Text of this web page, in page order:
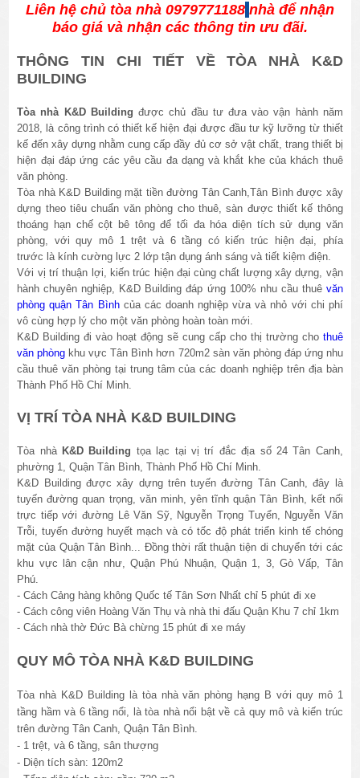
Liên hệ chủ tòa nhà 0979771188 nhà để nhận
báo giá và nhận các thông tin ưu đãi.
THÔNG TIN CHI TIẾT VỀ TÒA NHÀ K&D
BUILDING
Tòa nhà K&D Building được chủ đầu tư đưa vào vận hành năm
2018, là công trình có thiết kế hiện đại được đầu tư kỹ lưỡng từ thiết
kế đến xây dựng nhằm cung cấp đầy đủ cơ sở vật chất, trang thiết bị
hiện đại đáp ứng các yêu cầu đa dạng và khắt khe của khách thuê
văn phòng.
Tòa nhà K&D Building mặt tiền đường Tân Canh,Tân Bình được xây
dựng theo tiêu chuẩn văn phòng cho thuê, sàn được thiết kế thông
thoáng hạn chế cột bê tông để tối đa hóa diện tích sử dụng văn
phòng, với quy mô 1 trệt và 6 tầng có kiến trúc hiện đại, phía
trước là kính cường lực 2 lớp tận dụng ánh sáng và tiết kiệm điện.
Với vị trí thuận lợi, kiến trúc hiện đại cùng chất lượng xây dựng, vận
hành chuyên nghiệp, K&D Building đáp ứng 100% nhu cầu thuê văn
phòng quận Tân Bìnhcủa các doanh nghiệp vừa và nhỏ với chi phí
vô cùng hợp lý cho một văn phòng hoàn toàn mới.
K&D Building đi vào hoạt động sẽ cung cấp cho thị trường cho thuê
văn phòng khu vực Tân Bình hơn 720m2 sàn văn phòng đáp ứng nhu
cầu thuê văn phòng tại trung tâm của các doanh nghiệp trên địa bàn
Thành Phố Hồ Chí Minh.
VỊ TRÍ TÒA NHÀ K&D BUILDING
Tòa nhà K&D Building tọa lạc tại vị trí đắc địa số 24 Tân Canh,
phường 1, Quận Tân Bình, Thành Phố Hồ Chí Minh.
K&D Building được xây dựng trên tuyến đường Tân Canh, đây là
tuyến đường quan trọng, văn minh, yên tĩnh quận Tân Bình, kết nối
trực tiếp với đường Lê Văn Sỹ, Nguyễn Trọng Tuyển, Nguyễn Văn
Trỗi, tuyến đường huyết mạch và có tốc độ phát triển kinh tế chóng
mặt của Quận Tân Bình... Đồng thời rất thuận tiện di chuyển tới các
khu vực lân cận như, Quận Phú Nhuận, Quận 1, 3, Gò Vấp, Tân
Phú.
- Cách Cảng hàng không Quốc tế Tân Sơn Nhất chỉ 5 phút đi xe
- Cách công viên Hoàng Văn Thụ và nhà thi đấu Quận Khu 7 chỉ 1km
- Cách nhà thờ Đức Bà chừng 15 phút đi xe máy
QUY MÔ TÒA NHÀ K&D BUILDING
Tòa nhà K&D Building là tòa nhà văn phòng hạng B với quy mô 1
tầng hầm và 6 tầng nổi, là tòa nhà nổi bật về cả quy mô và kiến trúc
trên đường Tân Canh, Quận Tân Bình.
- 1 trệt, và 6 tầng, sân thượng
- Diện tích sàn: 120m2